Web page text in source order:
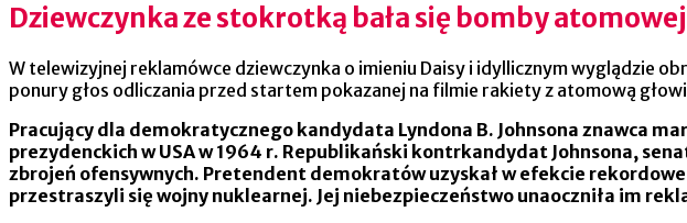
Dziewczynka ze stokrotką bała się bomby
W telewizyjnej reklamówce dziewczynka o imieniu Daisy i idyllicznym wyglądzie
ponury głos odliczania przed startem pokazanej na filmie rakiety z atomową
Pracujący dla demokratycznego kandydata Lyndona B. Johnsona znawca
prezydenckich w USA w 1964 r. Republikański kontrkandydat Johnsona,
zbrojeń ofensywnych. Pretendent demokratów uzyskał w efekcie
przestraszyli się wojny nuklearnej. Jej niebezpieczeństwo unaoczniła im